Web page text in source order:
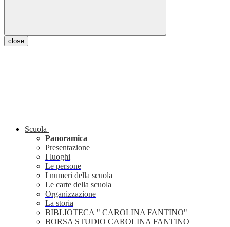
close
Scuola
Panoramica
Presentazione
I luoghi
Le persone
I numeri della scuola
Le carte della scuola
Organizzazione
La storia
BIBLIOTECA " CAROLINA FANTINO"
BORSA STUDIO CAROLINA FANTINO